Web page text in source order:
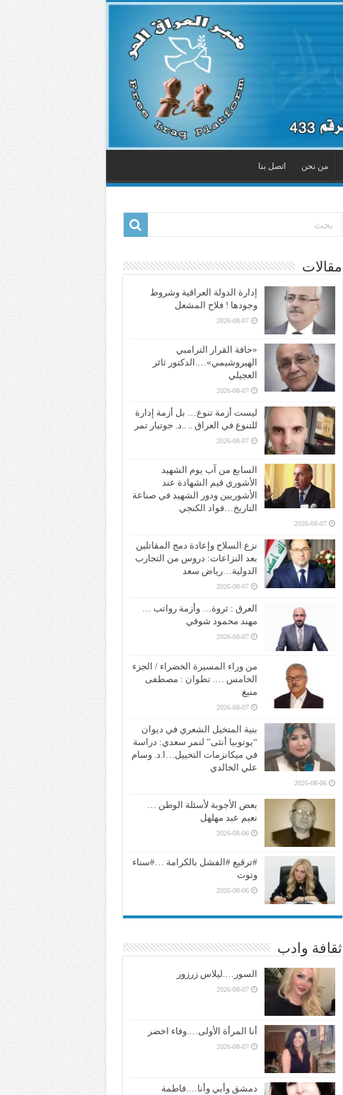
من نحن اتصل بنا
مقالات
إدارة الدولة العراقية وشروط
وجودها ! فلاح المشعل
2026-08-07
«حافة القرار الترامبي
الهيروشيمي»….الدكتور ثائر
العجيلي
2026-08-07
ليست أزمة تنوع… بل أزمة إدارة
للتنوع في العراق .. ..د. جوتيار تمر
2026-08-07
السابع من آب يوم الشهيد
الأشوري قيم الشهادة عند
الأشوريين ودور الشهيد في صناعة
التاريخ…فواد الكنجي
2026-08-07
نزع السلاح وإعادة دمج المقاتلين
بعد النزاعات: دروس من التجارب
الدولية…رياض سعد
2026-08-07
العرق : ثروة… وأزمة رواتب …
مهند محمود شوقي
2026-08-07
من وراء المسيرة الخضراء / الجزء
الخامس …. تطوان : مصطفى
منيغ
2026-08-07
بنية المتخيل الشعري في ديوان
“يوتوبيا أنثى” لنمر سعدي: دراسة
في ميكانزمات التخييل…ا.د. وسام
علي الخالدي
2026-08-06
بعض الأجوبة لأسئلة الوطن …
نعيم عبد مهلهل
2026-08-06
#ترقيع #الفشل بالكرامة …#سناء
وتوت
2026-08-06
ثقافة وادب
السور….ليلاس زرزور
2026-08-07
أنا المرأة الأولى….وفاء اخضر
2026-08-07
دمشق وأبي وأنا….فاطمة